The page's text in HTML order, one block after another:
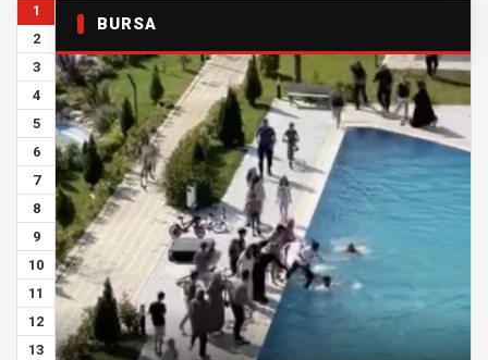
1
2
3
4
5
6
7
8
9
10
11
12
13
BURSA